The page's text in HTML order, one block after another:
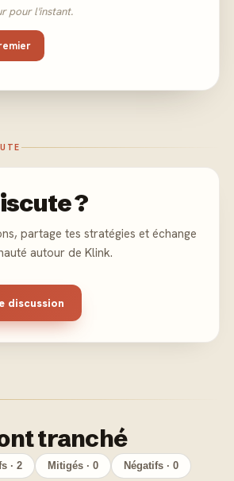
pour l'instant.
?
partage tes stratégies et échange
autour de Klink.
discussion
tranché
· 2 Mitigés · 0 Négatifs · 0